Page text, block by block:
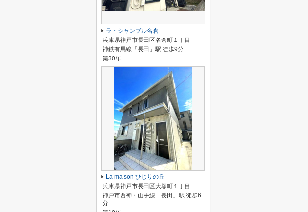
ラ・シャンブル名倉
兵庫県神戸市長田区名倉町１丁目
神鉄有馬線「長田」駅 徒歩9分
築30年
La maison ひじりの丘
兵庫県神戸市長田区大塚町１丁目
神戸市西神・山手線「長田」駅 徒歩6
分